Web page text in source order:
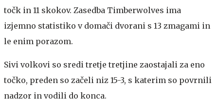
točk in 11 skokov. Zasedba Timberwolves ima
izjemno statistiko v domači dvorani s 13 zmagami in
le enim porazom.
Sivi volkovi so sredi tretje tretjine zaostajali za eno
točko, preden so začeli niz 15-3, s katerim so povrnili
nadzor in vodili do konca.